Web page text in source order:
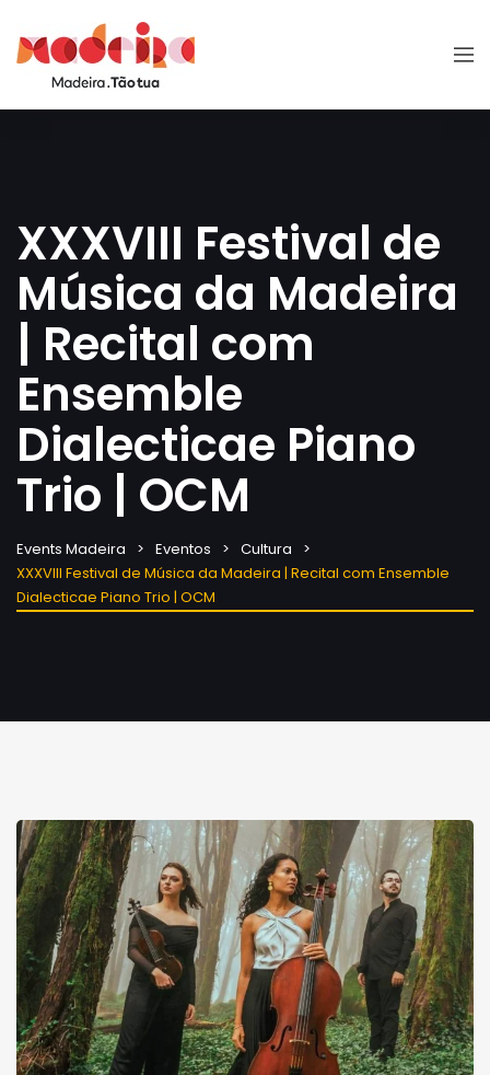
XXXVIII Festival de
Música da Madeira
| Recital com
Ensemble
Dialecticae Piano
Trio | OCM
Events Madeira Eventos
Cultura
XXXVIII Festival de Música da Madeira | Recital com Ensemble
Dialecticae Piano Trio | OCM